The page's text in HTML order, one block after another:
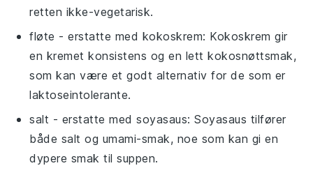
retten ikke-vegetarisk.
fløte - erstatte med kokoskrem: Kokoskrem gir
en kremet konsistens og en lett kokosnøttsmak,
som kan være et godt alternativ for de som er
laktoseintolerante.
salt - erstatte medsoyasaus: Soyasaus tilfører
både salt og umami-smak, noe som kan gi en
dypere smak til suppen.